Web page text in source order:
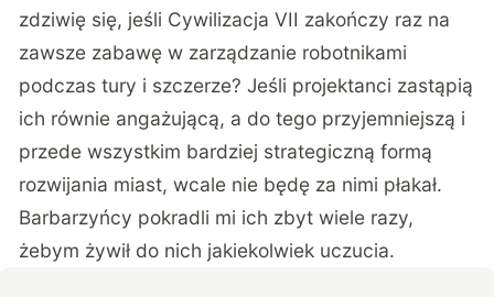
zdziwię się, jeśli Cywilizacja VII zakończy raz na
zawsze zabawę w zarządzanie robotnikami
podczas tury i szczerze? Jeśli projektanci zastąpią
ich równie angażującą, a do tego przyjemniejszą i
przede wszystkim bardziej strategiczną formą
rozwijania miast, wcale nie będę za nimi płakał.
Barbarzyńcy pokradli mi ich zbyt wiele razy,
żebym żywił do nich jakiekolwiek uczucia.